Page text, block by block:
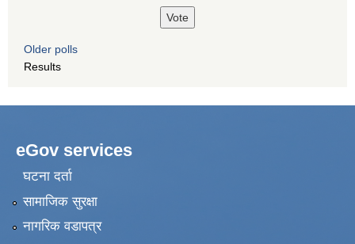
Older polls
Results
eGov services
घटना दर्ता
सामाजिक सुरक्षा
नागरिक वडापत्र